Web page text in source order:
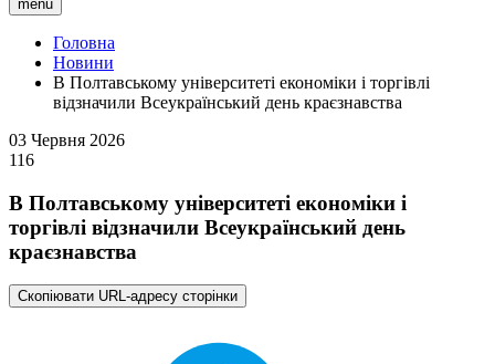
menu
Головна
Новини
В Полтавському університеті економіки і торгівлі
відзначили Всеукраїнський день краєзнавства
03 Червня 2026
116
В Полтавському університеті економіки і
торгівлі відзначили Всеукраїнський день
краєзнавства
Скопіювати URL-адресу сторінки